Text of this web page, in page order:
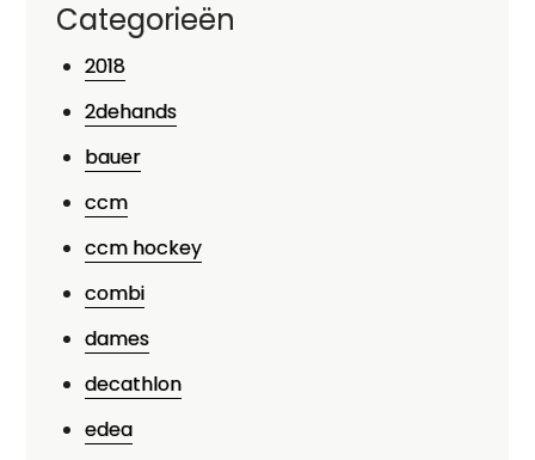
Categorieën
2018
2dehands
bauer
ccm
ccm hockey
combi
dames
decathlon
edea